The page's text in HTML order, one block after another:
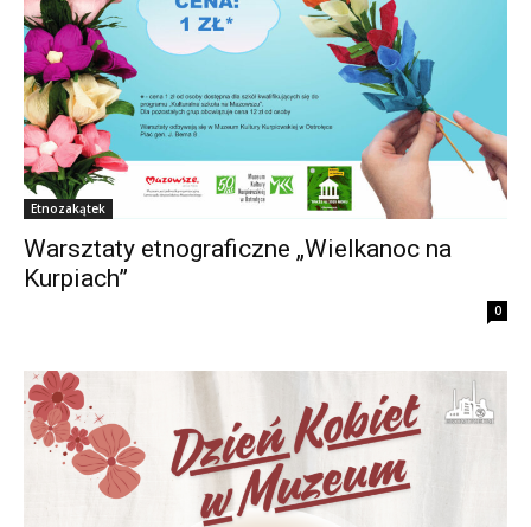
Etnozakątek
Warsztaty etnograficzne „Wielkanoc na
Kurpiach”
0